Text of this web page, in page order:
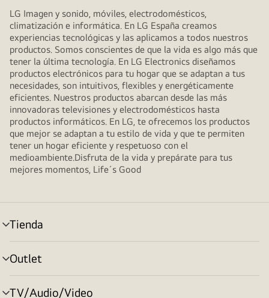
LG Imagen y sonido, móviles, electrodomésticos,
climatización e informática. En LG España creamos
experiencias tecnológicas y las aplicamos a todos nuestros
productos. Somos conscientes de que la vida es algo más que
tener la última tecnología. En LG Electronics diseñamos
productos electrónicos para tu hogar que se adaptan a tus
necesidades, son intuitivos, flexibles y energéticamente
eficientes. Nuestros productos abarcan desde las más
innovadoras televisiones y electrodomésticos hasta
productos informáticos. En LG, te ofrecemos los productos
que mejor se adaptan a tu estilo de vida y que te permiten
tener un hogar eficiente y respetuoso con el
medioambiente.Disfruta de la vida y prepárate para tus
mejores momentos, Life´s Good
Tienda
Alternar
menú
Outlet
Alternar
menú
TV/Audio/Video